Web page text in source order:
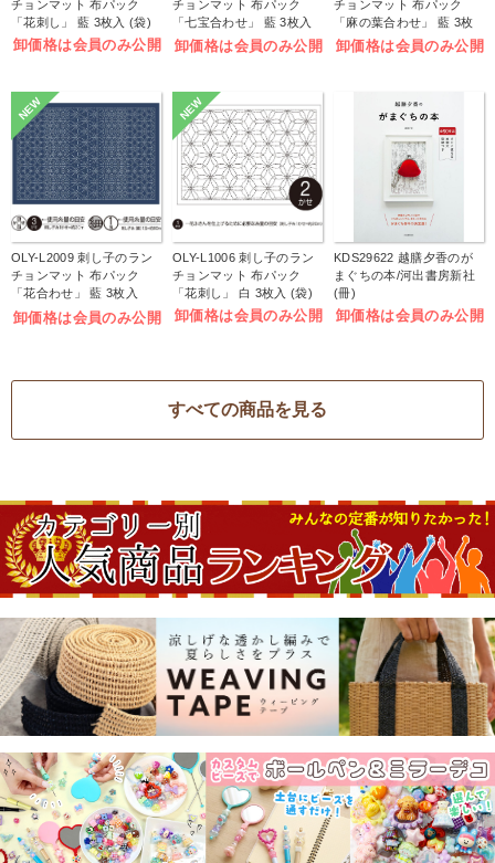
チョンマット 布パック
「花刺し」 藍 3枚入 (袋)
卸価格は会員のみ公開
チョンマット 布パック
「七宝合わせ」 藍 3枚入
(袋)
卸価格は会員のみ公開
チョンマット 布パック
「麻の葉合わせ」 藍 3枚
入 (袋)
卸価格は会員のみ公開
NEW
OLY-L2009 刺し子のラン
チョンマット 布パック
「花合わせ」 藍 3枚入
(袋)
卸価格は会員のみ公開
NEW
OLY-L1006 刺し子のラン
チョンマット 布パック
「花刺し」 白 3枚入 (袋)
卸価格は会員のみ公開
KDS29622 越膳夕香のが
まぐちの本/河出書房新社
(冊)
卸価格は会員のみ公開
すべての商品を見る